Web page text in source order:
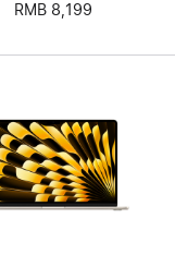
RMB 8,199